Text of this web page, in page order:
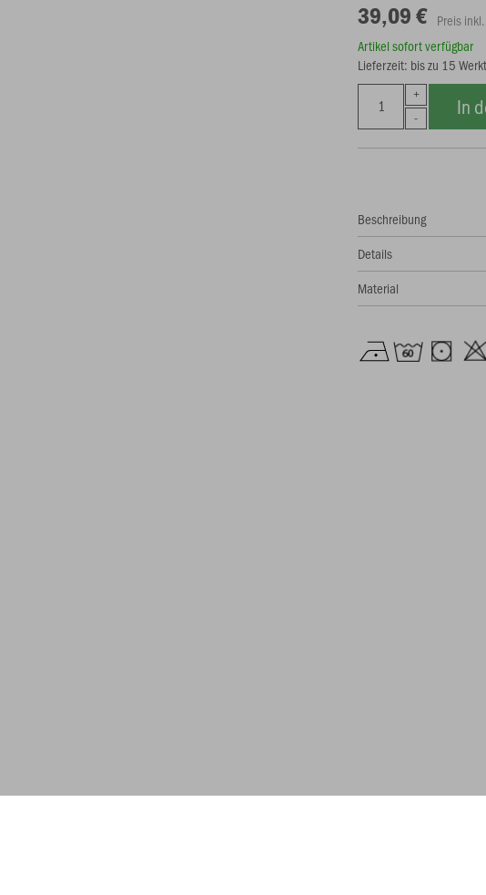
39,09 € Preis
Artikel sofort verfügbar
Lieferzeit: bis zu 15
In
Beschreibung
Details
Material